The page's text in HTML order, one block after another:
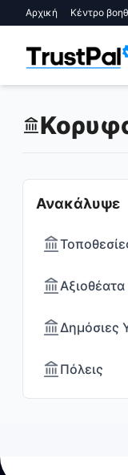
Αρχική Κέντρο
Ανακάλυψε
Αξιοθέατα
Δημόσιες
Πόλεις